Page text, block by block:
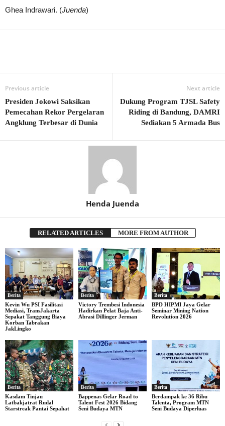
Ghea Indrawari. (Juenda)
Previous article
Presiden Jokowi Saksikan
Pemecahan Rekor Pergelaran
Angklung Terbesar di Dunia
Next article
Dukung Program TJSL Safety
Riding di Bandung, DAMRI
Sediakan 5 Armada Bus
Henda Juenda
RELATED ARTICLES MORE FROM AUTHOR
Berita
Kevin Wu PSI Fasilitasi
Mediasi, TransJakarta
Sepakat Tanggung Biaya
Korban Tabrakan
JakLingko
Berita
Victory Trembesi Indonesia
Hadirkan Pelat Baja Anti-
Abrasi Dillinger Jerman
Berita
BPD HIPMI Jaya Gelar
Seminar Mining Nation
Revolution 2026
Berita
Kasdam Tinjau
Latbakjatrat Rudal
Starstreak Pantai Sepahat
Berita
Bappenas Gelar Road to
Talent Fest 2026 Bidang
Seni Budaya MTN
Berita
Berdampak ke 36 Ribu
Talenta, Program MTN
Seni Budaya Diperluas